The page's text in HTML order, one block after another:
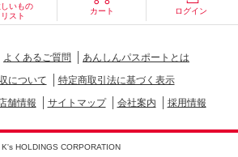
いもの
リスト
カート ログイン
よくあるご質問
あんしんパスポートとは
について
特定商取引法に基づく表示
舗情報 サイトマップ 会社案内 採用情報
HOLDINGS CORPORATION